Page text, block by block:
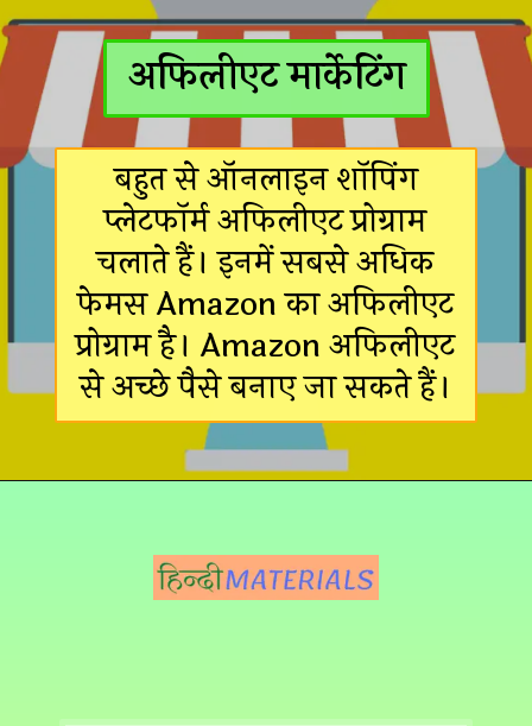
अफिलीएट मार्केटिंग
बहुत से ऑनलाइन शॉपिंग
प्लेटफॉर्म अफिलीएट प्रोग्राम
चलाते हैं। इनमें सबसे अधिक
फेमस Amazon का अफिलीएट
प्रोग्राम है। Amazon अफिलीएट
से अच्छे पैसे बनाए जा सकते हैं।